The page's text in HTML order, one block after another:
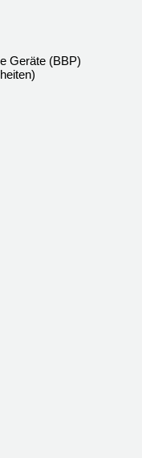
Geräte (BBP)